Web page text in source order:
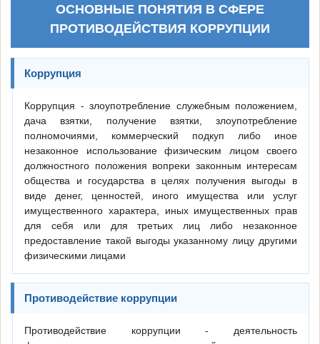
ОСНОВНЫЕ ПОНЯТИЯ В СФЕРЕ
ПРОТИВОДЕЙСТВИЯ КОРРУПЦИИ
Коррупция
Коррупция - злоупотребление служебным положением,
дача взятки, получение взятки, злоупотребление
полномочиями, коммерческий подкуп либо иное
незаконное использование физическим лицом своего
должностного положения вопреки законным интересам
общества и государства в целях получения выгоды в
виде денег, ценностей, иного имущества или услуг
имущественного характера, иных имущественных прав
для себя или для третьих лиц либо незаконное
предоставление такой выгоды указанному лицу другими
физическими лицами
Противодействие коррупции
Противодействие коррупции - деятельность